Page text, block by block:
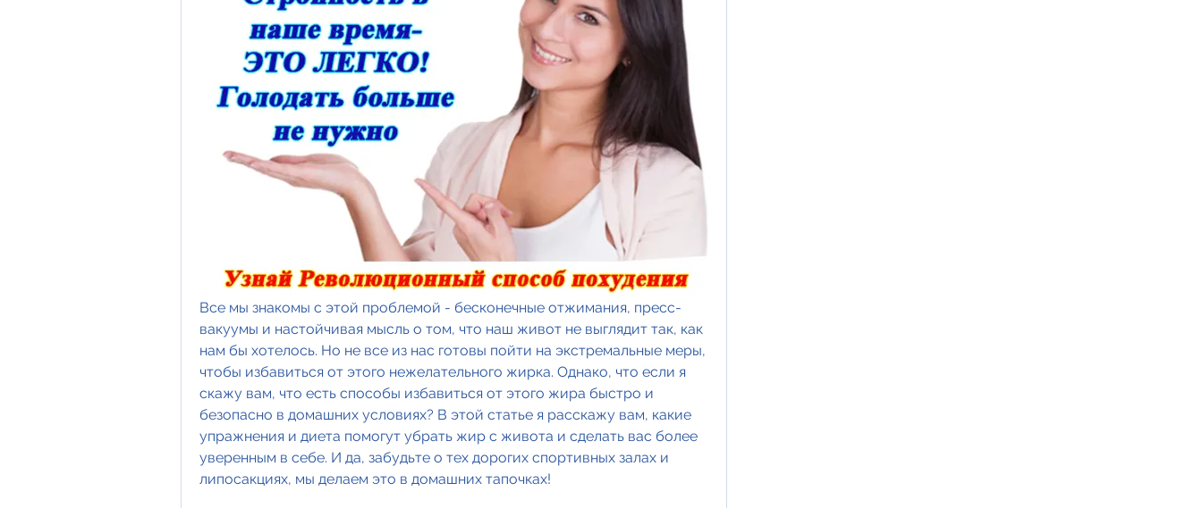
Все мы знакомы с этой проблемой - бесконечные отжимания, пресс-
вакуумы и настойчивая мысль о том, что наш живот не выглядит так, как
нам бы хотелось. Но не все из нас готовы пойти на экстремальные меры,
чтобы избавиться от этого нежелательного жирка. Однако, что если я
скажу вам, что есть способы избавиться от этого жира быстро и
безопасно в домашних условиях? В этой статье я расскажу вам, какие
упражнения и диета помогут убрать жир с живота и сделать вас более
уверенным в себе. И да, забудьте о тех дорогих спортивных залах и
липосакциях, мы делаем это в домашних тапочках!